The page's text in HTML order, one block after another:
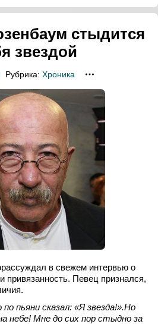
стыдится
звездой
Рубрика: Хроника
в свежем интервью о
привязанность. Певец признался,
пьяни сказал: «Я звезда!».Но
небе! Мне до сих пор стыдно за